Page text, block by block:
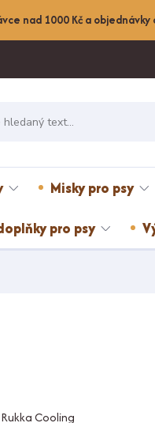
nad 1000 Kč a
Misky pro psy
pro psy